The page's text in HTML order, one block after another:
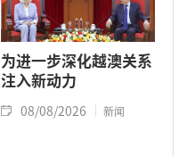
为进一步深化越澳关系
注入新动力
08/08/2026 新闻